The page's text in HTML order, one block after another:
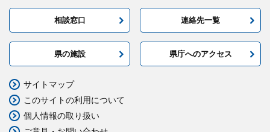
相談窓口 連絡先一覧
県の施設 県庁へのアクセス
サイトマップ
このサイトの利用について
個人情報の取り扱い